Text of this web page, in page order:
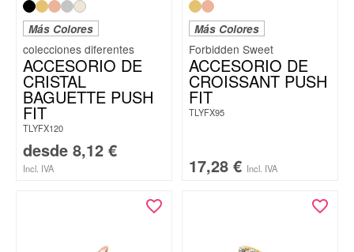
Más Colores
ACCESORIO DE
CRISTAL
BAGUETTE PUSH
FIT
TLYFX120
desde 8,12 €
Incl. IVA
Más Colores
Forbidden Sweet
ACCESORIO DE
CROISSANT PUSH
FIT
TLYFX95
17,28 € Incl. IVA